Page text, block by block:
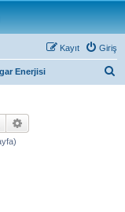
Giriş
Kayıt
Enerjisi
Ara